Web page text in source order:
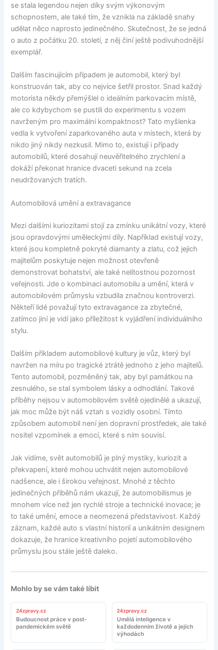
se stala legendou nejen díky svým výkonovým
schopnostem, ale také tím, že vznikla na základě snahy
udělat něco naprosto jedinečného. Skutečnost, že se jedná
o auto z počátku 20. století, z něj činí ještě podivuhodnější
exemplář.
Dalším fascinujícím případem je automobil, který byl
konstruován tak, aby co nejvíce šetřil prostor. Snad každý
motorista někdy přemýšlel o ideálním parkovacím místě,
ale co kdybychom se pustili do experimentu s vozem
navrženým pro maximální kompaktnost? Tato myšlenka
vedla k vytvoření zaparkovaného auta v místech, která by
nikdo jiný nikdy nezkusil. Mimo to, existují i případy
automobilů, které dosahují neuvěřitelného zrychlení a
dokáží překonat hranice dvaceti sekund na zcela
neudržovaných tratích.
Automobilová umění a extravagance
Mezi dalšími kuriozitami stojí za zmínku unikátní vozy, které
jsou opravdovými uměleckými díly. Například existují vozy,
které jsou kompletně pokryté diamanty a zlatu, což jejich
majitelům poskytuje nejen možnost otevřeně
demonstrovat bohatství, ale také nelítostnou pozornost
veřejnosti. Jde o kombinaci automobilu a umění, která v
automobilovém průmyslu vzbudila značnou kontroverzi.
Někteří lidé považují tyto extravagance za zbytečné,
zatímco jiní je vidí jako příležitost k vyjádření individuálního
stylu.
Dalším příkladem automobilové kultury je vůz, který byl
navržen na míru po tragické ztrátě jednoho z jeho majitelů.
Tento automobil, pozměněný tak, aby byl památkou na
zesnulého, se stal symbolem lásky a odhodlání. Takové
příběhy nejsou v automobilovém světě ojedinělé a ukazují,
jak moc může být náš vztah s vozidly osobní. Tímto
způsobem automobil není jen dopravní prostředek, ale také
nositel vzpomínek a emocí, které s ním souvisí.
Jak vidíme, svět automobilů je plný mystiky, kuriozit a
překvapení, které mohou uchvátit nejen automobilové
nadšence, ale i širokou veřejnost. Mnohé z těchto
jedinečných příběhů nám ukazují, že automobilismus je
mnohem více než jen rychlé stroje a technické inovace; je
to také umění, emoce a neomezená představivost. Každý
záznam, každé auto s vlastní historií a unikátním designem
dokazuje, že hranice kreativního pojetí automobilového
průmyslu jsou stále ještě daleko.
Mohlo by se vám také líbit
24zpravy.cz
Budoucnost práce v post-
pandemickém světě
24zpravy.cz
Umělá inteligence v
každodenním životě a jejích
výhodách